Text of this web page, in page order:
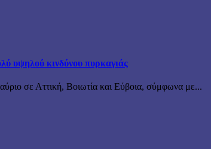
υψηλού κινδύνου πυρκαγιάς
σε Αττική, Βοιωτία και Εύβοια, σύμφωνα με...